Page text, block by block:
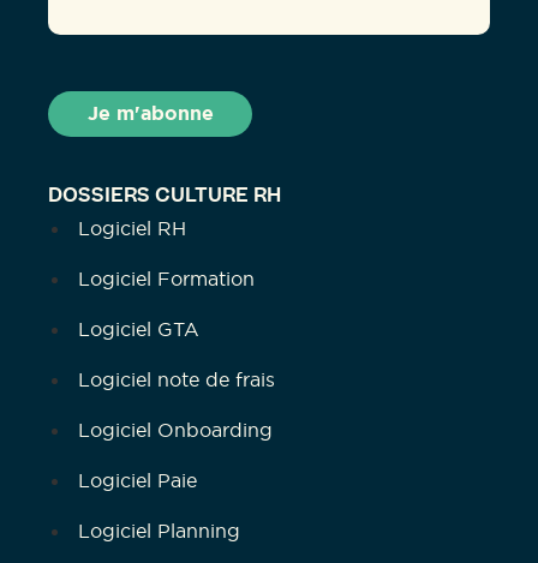
DOSSIERS CULTURE RH
Logiciel RH
Logiciel Formation
Logiciel GTA
Logiciel note de frais
Logiciel Onboarding
Logiciel Paie
Logiciel Planning